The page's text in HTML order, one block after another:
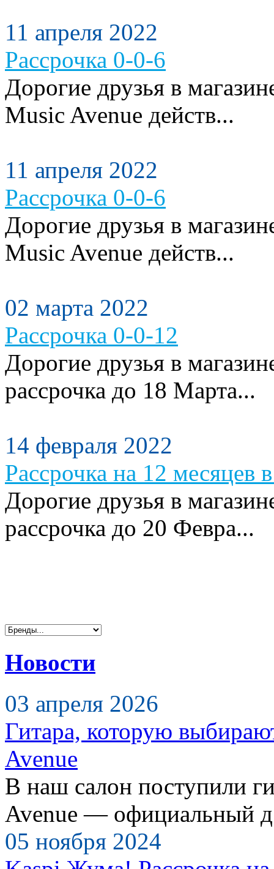
11 апреля 2022
Рассрочка 0-0-6
Дорогие друзья в
Music Avenue действ...
11 апреля 2022
Рассрочка 0-0-6
Дорогие друзья в
Music Avenue действ...
02 марта 2022
Рассрочка 0-0-12
Дорогие друзья в
рассрочка до 18 Марта...
14 февраля 2022
Рассрочка на 12 месяцев
Дорогие друзья в
рассрочка до 20 Февра...
Новости
03 апреля 2026
Гитара, которую
Avenue
В наш салон поступили
Avenue — официальный
05 ноября 2024